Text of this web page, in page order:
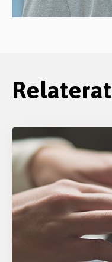
Relaterat